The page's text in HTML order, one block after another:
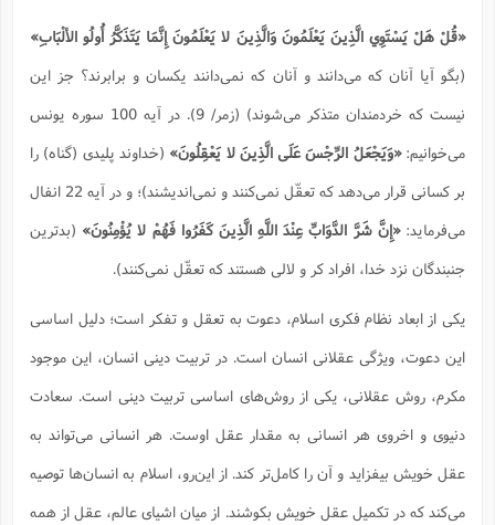
«قُلْ هَلْ يَسْتَوِي الَّذِينَ يَعْلَمُونَ وَالَّذِينَ لا يَعْلَمُونَ إِنَّمَا يَتَذَكَّرُ أُولُو الألْبَابِ»
(بگو آيا آنان که مى‌دانند و آنان كه نمى‌دانند يكسان و برابرند؟ جز اين
نيست كه خردمندان متذكر می‌شوند) (زمر/ 9). در آيه 100 سوره يونس
می‌خوانيم: «وَيَجْعَلُ الرِّجْسَ عَلَى الَّذِينَ لا يَعْقِلُونَ» (خداوند پليدى (گناه) را
بر كسانى قرار می‌دهد كه تعقّل نمی‌كنند و نمی‌انديشند)؛ و در آيه 22 انفال
می‌فرمايد: «إِنَّ شَرَّ الدَّوَابِّ عِنْدَ اللَّهِ الَّذِينَ كَفَرُوا فَهُمْ لا يُؤْمِنُونَ»(بدترين
جنبندگان نزد خدا، افراد كر و لالى هستند كه تعقّل نمی‌كنند).
یکی از ابعاد نظام فکری اسلام، دعوت به تعقل و تفکر است؛ دلیل اساسی
این دعوت، ویژگی عقلانی انسان است. در تربیت دینی انسان، این موجود
مکرم، روش عقلانی، یکی از روش‌های اساسی تربیت دینی است. سعادت
دنیوی و اخروی هر انسانی به مقدار عقل اوست. هر انسانی می‌تواند به
عقل خویش بیفزاید و آن ‌را کامل‌تر کند. از این‌رو، اسلام به انسان‌ها توصیه
می‌کند که در تکمیل عقل خویش بکوشند. از میان اشیای عالم، عقل از همه